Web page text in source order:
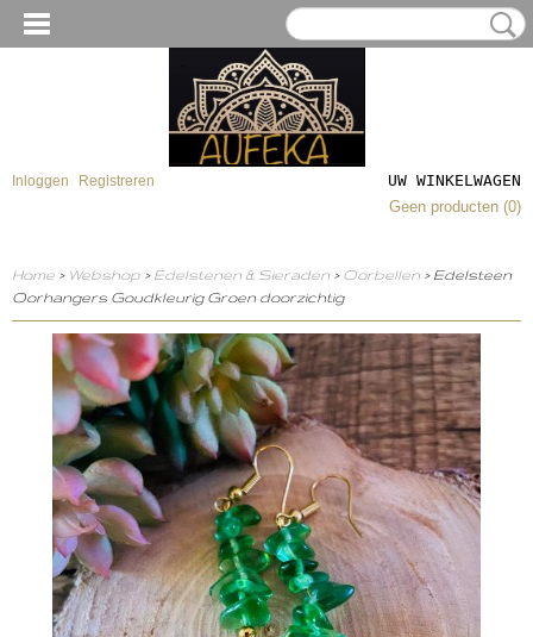
Inloggen Registreren
UW WINKELWAGEN
Geen producten (0)
Home > Webshop > Edelstenen & Sieraden > Oorbellen > Edelsteen
Oorhangers Goudkleurig Groen doorzichtig